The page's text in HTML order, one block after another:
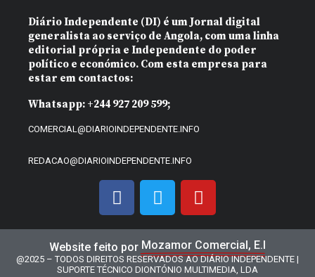
Diário Independente (DI) é um Jornal digital
generalista ao serviço de Angola, com uma linha
editorial própria e Independente do poder
político e económico. Com esta empresa para
estar em contactos:
Whatsapp: +244 927 209 599;
COMERCIAL@DIARIOINDEPENDENTE.INFO
REDACAO@DIARIOINDEPENDENTE.INFO
Website feito por Mozamor Comercial, E.I
@2025 – TODOS DIREITOS RESERVADOS AO DIÁRIO INDEPENDENTE |
SUPORTE TÉCNICO DIONTÓNIO MULTIMEDIA, LDA